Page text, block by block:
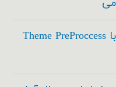
اسکی در طراحی قالب با Theme PreProccess